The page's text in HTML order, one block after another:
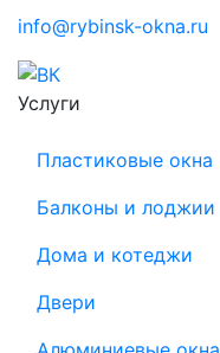
info@rybinsk-okna.ru
Услуги
Пластиковые окна
Балконы и лоджии
Дома и котеджи
Двери